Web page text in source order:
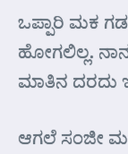
ಒಪ್ಪಾರಿ ಮಕ
ಹೋಗಲಿಲ್ಲ.
ಮಾತಿನ ದರದು
ಆಗಲೆ ಸಂಜೀ